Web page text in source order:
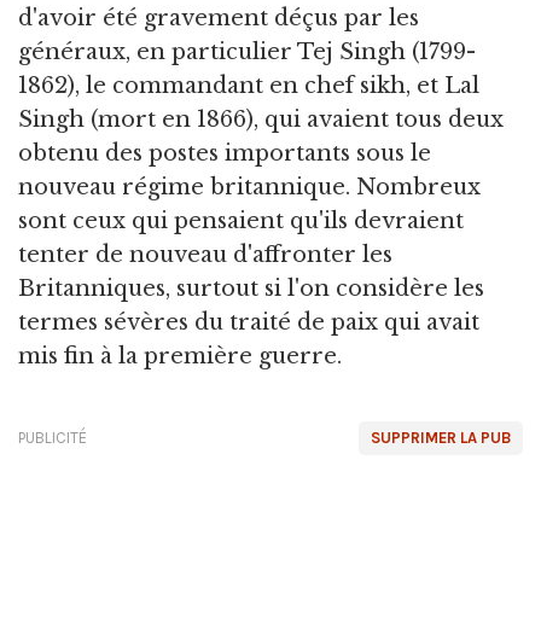
d'avoir été gravement déçus par les
généraux, en particulier Tej Singh (1799-
1862), le commandant en chef sikh, et Lal
Singh (mort en 1866), qui avaient tous deux
obtenu des postes importants sous le
nouveau régime britannique. Nombreux
sont ceux qui pensaient qu'ils devraient
tenter de nouveau d'affronter les
Britanniques, surtout si l'on considère les
termes sévères du traité de paix qui avait
mis fin à la première guerre.
SUPPRIMER LA PUB
PUBLICITÉ